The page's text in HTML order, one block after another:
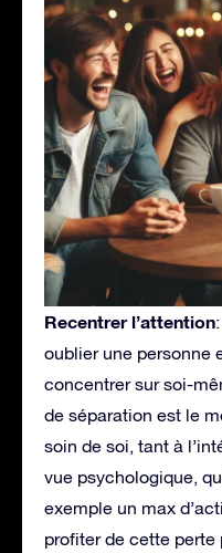
Recentrer l’attention
oublier une personne
concentrer sur soi-
de séparation est le
soin de soi, tant à
vue psychologique,
exemple un max
profiter de cette perte